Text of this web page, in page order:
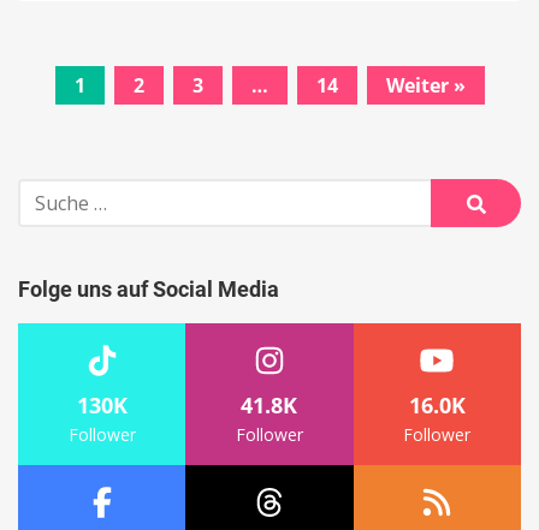
1 2 3 … 14 Weiter »
Suche
nach:
Suche
Folge uns auf Social Media
130K
Follower
41.8K
Follower
16.0K
Follower